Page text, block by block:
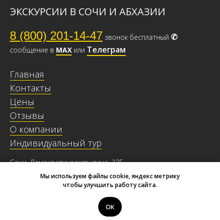
ЭКСКУРСИИ В СОЧИ И АБХАЗИИ
8 (800) 201-14-47 звонок бесплатный ✆
сообщение в МАХ или Телеграм
Главная
Контакты
Цены
Отзывы
О компании
Индивидуальный тур
Сочи, Демократическая улица, 23Б
ИП Лихачев Евгений Евгеньевич
ИНН: 231900400079
ОГРН: 315236700001440
© Экскурсии Сочи Круглый Год, 2015 - 2026
Мы используем файлы cookie, яндекс метрику
чтобы улучшить работу сайта.
ОК